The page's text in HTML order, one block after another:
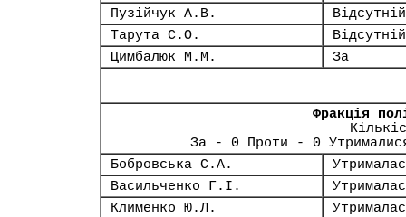
Пузійчук А.В.
Відсутній
Тарута С.О.
Відсутній
Цимбалюк М.М.
За
Фракція
За - 0 Проти - 0
Бобровська С.А.
Васильченко Г.І.
Клименко Ю.Л.